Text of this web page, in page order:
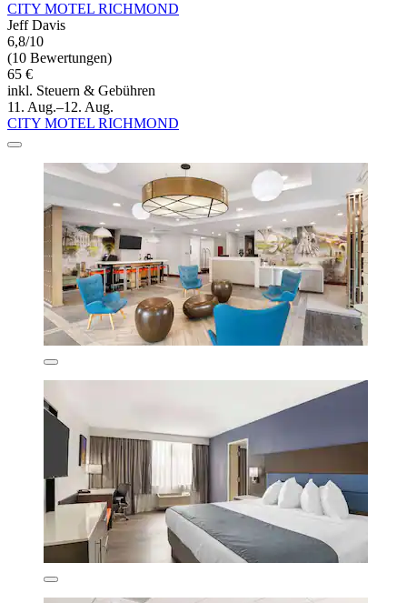
CITY MOTEL RICHMOND
Jeff Davis
6,8/10
(10 Bewertungen)
65 €
inkl. Steuern & Gebühren
11. Aug.–12. Aug.
CITY MOTEL RICHMOND